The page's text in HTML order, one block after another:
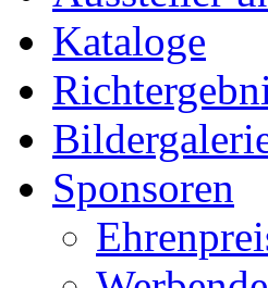
Kataloge
Sponsoren